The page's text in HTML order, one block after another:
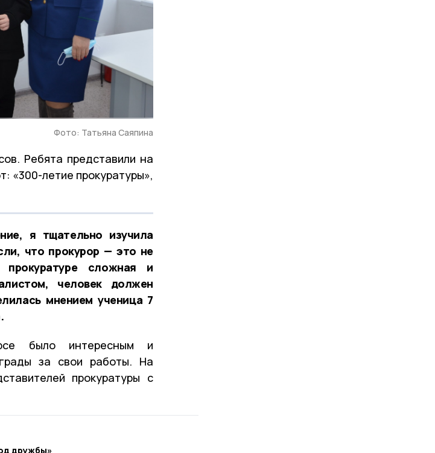
Фото: Татьяна Саяпина
Ребята представили на
«300-летие прокуратуры»,
я тщательно изучила
что прокурор — это не
сложная и
человек должен
мнением ученица 7
было интересным и
за свои работы. На
прокуратуры с
дружбы»